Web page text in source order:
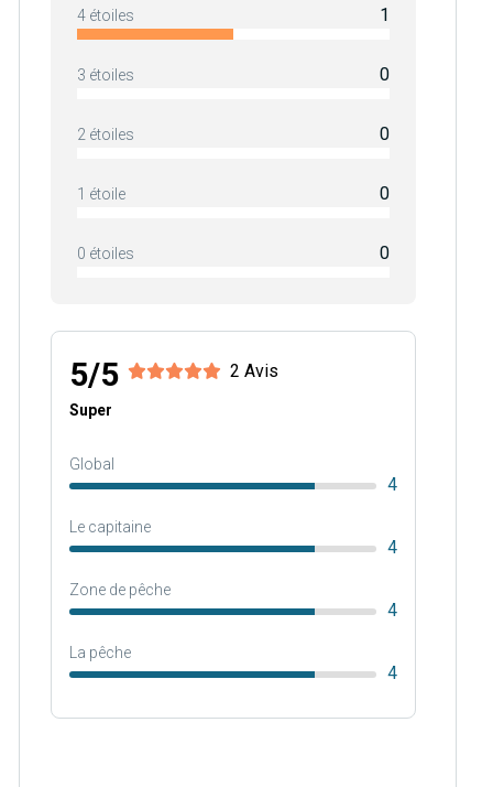
4 étoiles 1
3 étoiles 0
2 étoiles 0
1 étoile 0
0 étoiles 0
5/5 2 Avis
Super
Global
4
Le capitaine
4
Zone de pêche
4
La pêche
4